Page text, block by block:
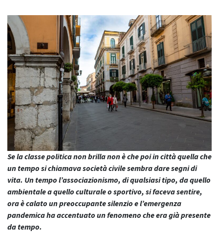
Se la classe politica non brilla non è che poi in città quella che
un tempo si chiamava società civile sembra dare segni di
vita. Un tempo l’associazionismo, di qualsiasi tipo, da quello
ambientale a quello culturale o sportivo, si faceva sentire,
ora è calato un preoccupante silenzio e l’emergenza
pandemica ha accentuato un fenomeno che era già presente
da tempo.